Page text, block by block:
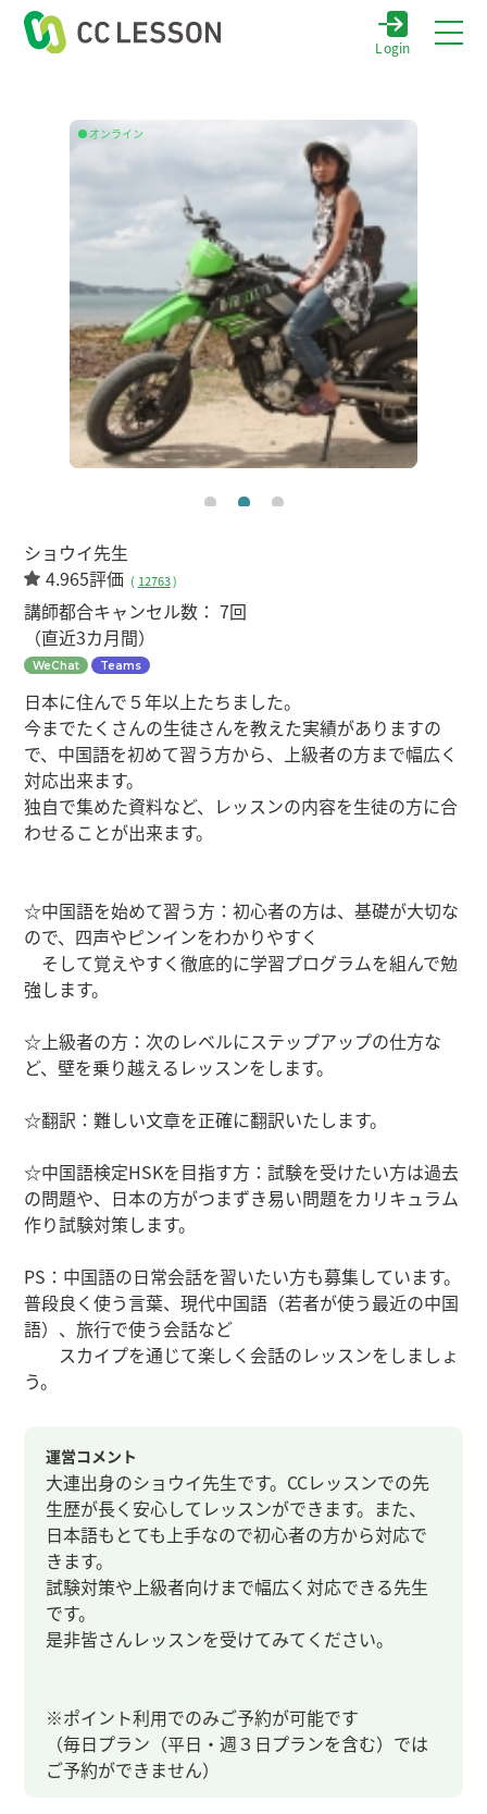
Login
オンライン
ショウイ先生
4.965評価 ( 12763)
講師都合キャンセル数：7回
（直近3カ月間）
WeChat Teams
日本に住んで５年以上たちました。
今までたくさんの生徒さんを教えた実績がありますの
で、中国語を初めて習う方から、上級者の方まで幅広く
対応出来ます。
独自で集めた資料など、レッスンの内容を生徒の方に合
わせることが出来ます。
☆中国語を始めて習う方：初心者の方は、基礎が大切な
ので、四声やピンインをわかりやすく
そして覚えやすく徹底的に学習プログラムを組んで勉
強します。
☆上級者の方：次のレベルにステップアップの仕方な
ど、壁を乗り越えるレッスンをします。
☆翻訳：難しい文章を正確に翻訳いたします。
☆中国語検定HSKを目指す方：試験を受けたい方は過去
の問題や、日本の方がつまずき易い問題をカリキュラム
作り試験対策します。
PS：中国語の日常会話を習いたい方も募集しています。
普段良く使う言葉、現代中国語（若者が使う最近の中国
語）、旅行で使う会話など
スカイプを通じて楽しく会話のレッスンをしましょ
う。
運営コメント
大連出身のショウイ先生です。CCレッスンでの先
生歴が長く安心してレッスンができます。また、
日本語もとても上手なので初心者の方から対応で
きます。
試験対策や上級者向けまで幅広く対応できる先生
です。
是非皆さんレッスンを受けてみてください。
※ポイント利用でのみご予約が可能です
（毎日プラン（平日・週３日プランを含む）では
ご予約ができません）